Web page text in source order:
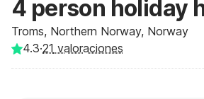
4 person holiday
Troms, Northern Norway, Norway
4.3·21 valoraciones